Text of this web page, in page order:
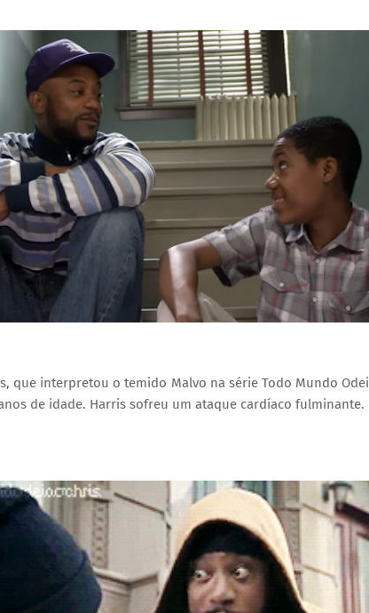
que interpretou o temido Malvo na série Todo Mundo
de idade. Harris sofreu um ataque cardíaco fulminante.